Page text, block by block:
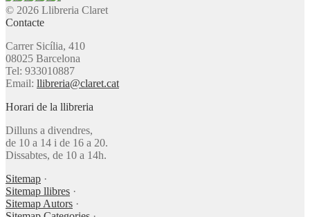
© 2026 Llibreria Claret
Contacte
Carrer Sicília, 410
08025 Barcelona
Tel: 933010887
Email: llibreria@claret.cat
Horari de la llibreria
Dilluns a divendres,
de 10 a 14 i de 16 a 20.
Dissabtes, de 10 a 14h.
Sitemap ·
Sitemap llibres ·
Sitemap Autors ·